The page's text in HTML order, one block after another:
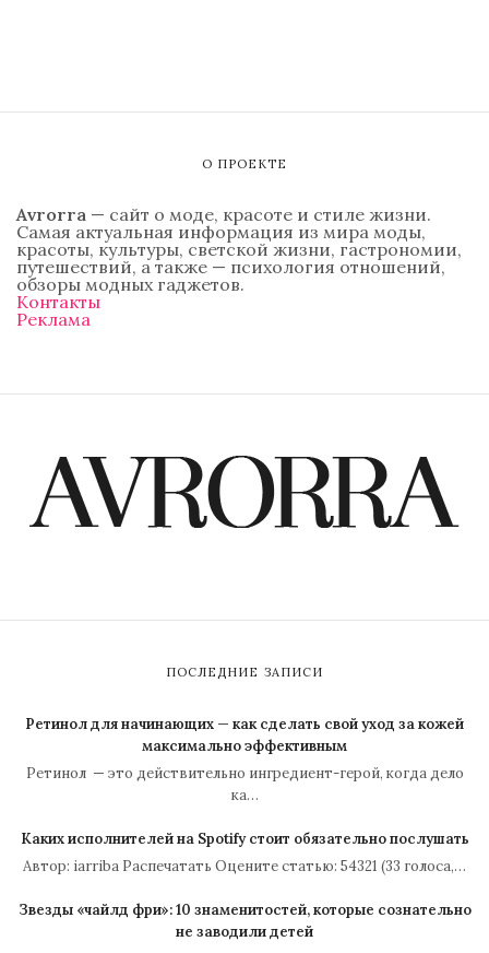
О ПРОЕКТЕ
Avrorra — сайт о моде, красоте и стиле жизни.
Самая актуальная информация из мира моды,
красоты, культуры, светской жизни, гастрономии,
путешествий, а также — психология отношений,
обзоры модных гаджетов.
Контакты
Реклама
ПОСЛЕДНИЕ ЗАПИСИ
Ретинол для начинающих — как сделать свой уход за кожей
максимально эффективным
Ретинол — это действительно ингредиент-герой, когда дело
ка…
Каких исполнителей на Spotify стоит обязательно послушать
Автор: iarriba Распечатать Оцените статью: 54321 (33 голоса,…
Звезды «чайлд фри»: 10 знаменитостей, которые сознательно
не заводили детей